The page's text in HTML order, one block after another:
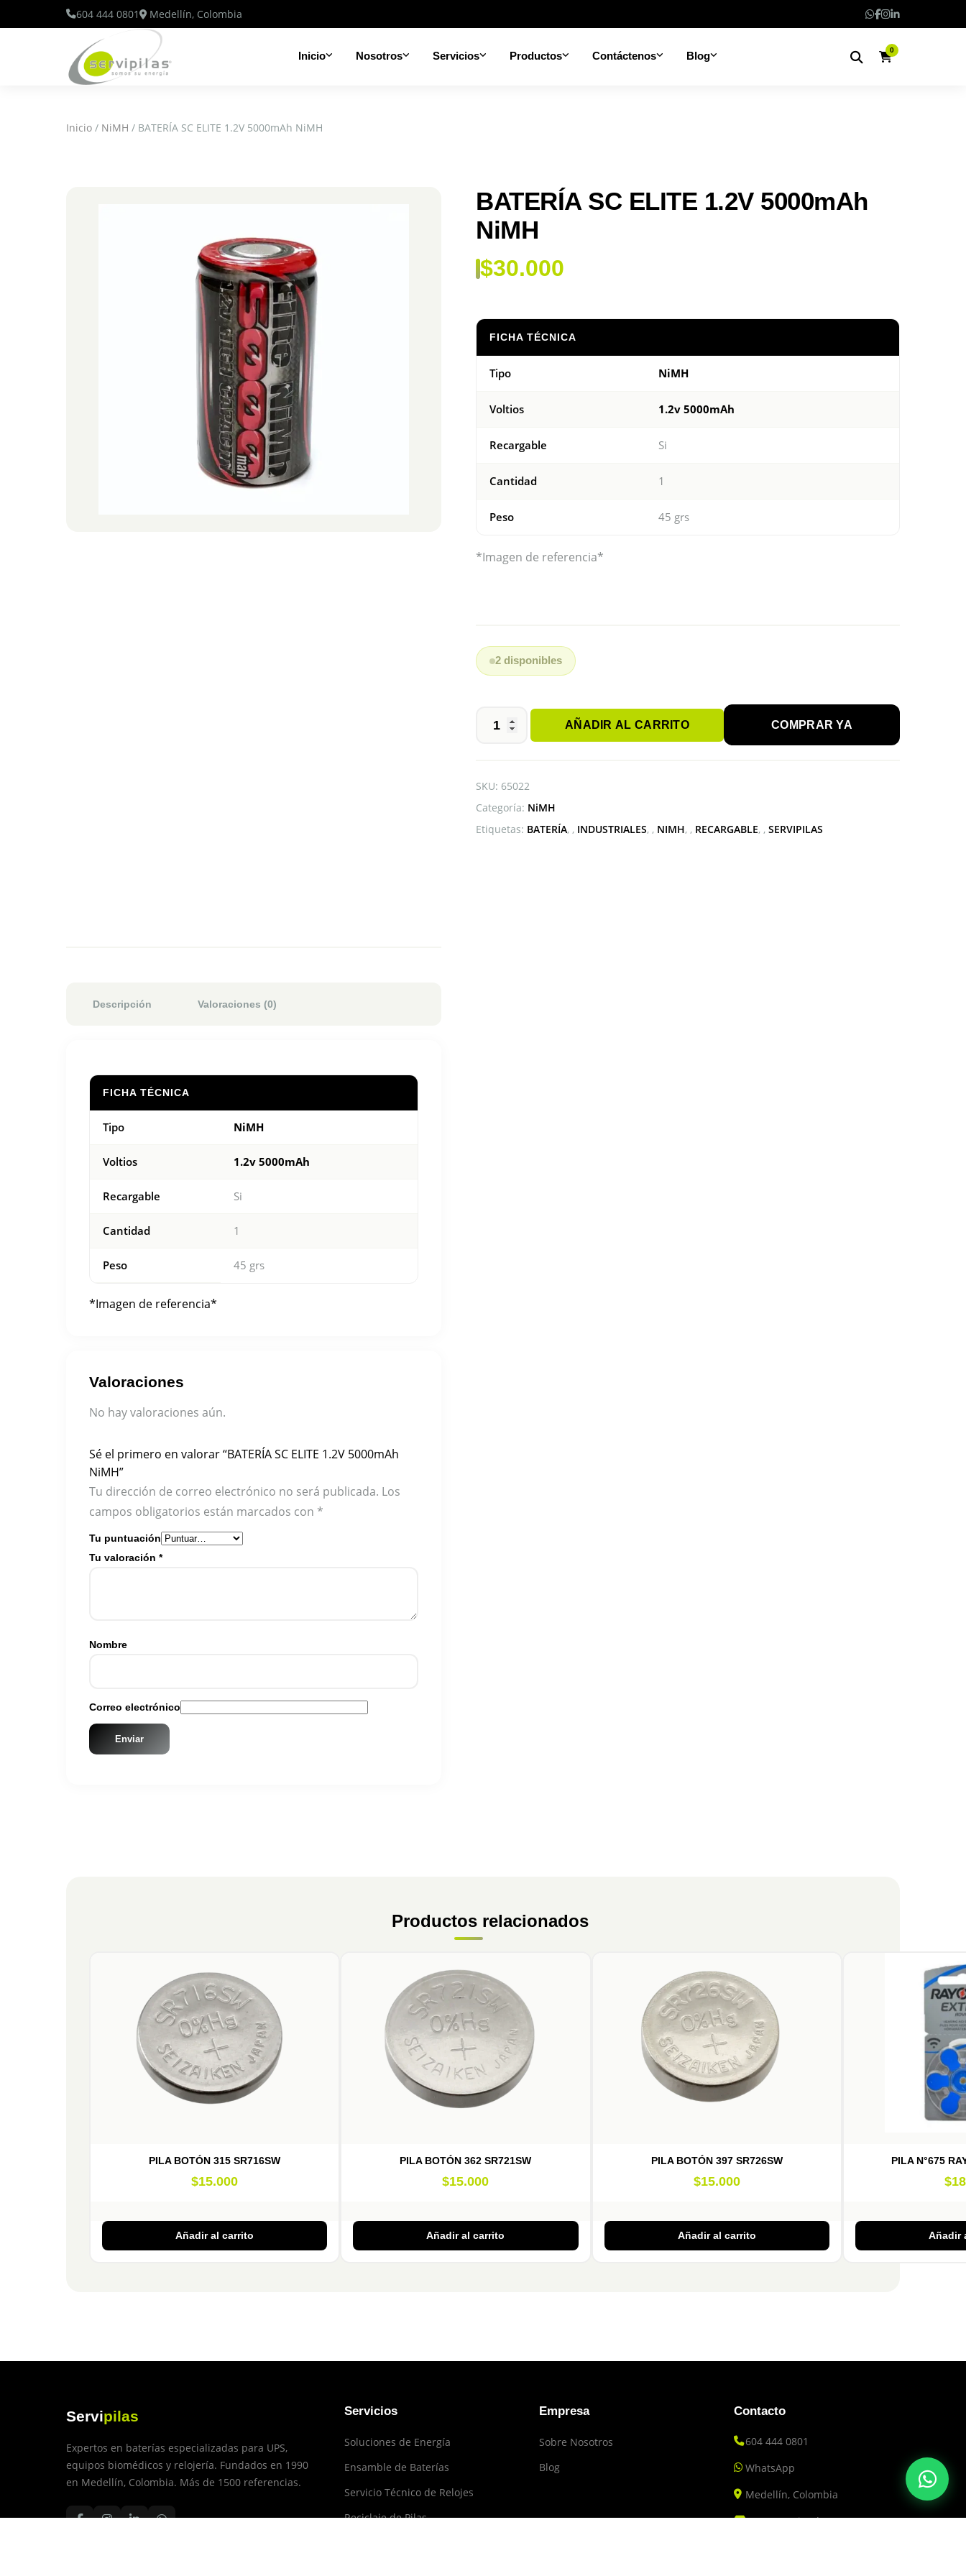
604 444 0801 Medellín, Colombia
Inicio Nosotros Servicios Productos Contáctenos Blog 0
Inicio / NiMH / BATERÍA SC ELITE 1.2V 5000mAh NiMH
BATERÍA SC ELITE 1.2V 5000mAh
NiMH
$30.000
FICHA TÉCNICA
Tipo NiMH
Voltios 1.2v 5000mAh
Recargable Si
Cantidad 1
Peso 45 grs
*Imagen de referencia*
2 disponibles
BATERÍA
5000mAh
NiMH
AÑADIR AL CARRITO COMPRAR YA
SKU: 65022
Categoría: NiMH
Etiquetas: BATERÍA , INDUSTRIALES , NIMH , RECARGABLE , SERVIPILAS
Descripción Valoraciones (0)
FICHA TÉCNICA
Tipo NiMH
Voltios 1.2v 5000mAh
Recargable Si
Cantidad 1
Peso 45 grs
*Imagen de referencia*
Valoraciones
No hay valoraciones aún.
Sé el primero en valorar “BATERÍA SC ELITE 1.2V 5000mAh
NiMH”
Tu dirección de correo electrónico no será publicada. Los
campos obligatorios están marcados con *
Tu puntuación
Tu valoración *
Nombre
Correo electrónico
Productos relacionados
PILA BOTÓN 315 SR716SW
$15.000
Añadir al carrito
PILA BOTÓN 362 SR721SW
$15.000
Añadir al carrito
PILA BOTÓN 397 SR726SW
$15.000
Añadir al carrito
PILA N°675
$
Añadir
Servipilas
Expertos en baterías especializadas para UPS,
equipos biomédicos y relojería. Fundados en 1990
en Medellín, Colombia. Más de 1500 referencias.
Servicios
Soluciones de Energía
Ensamble de Baterías
Servicio Técnico de Relojes
Reciclaje de Pilas
Empresa
Sobre Nosotros
Blog
Contacto
604 444 0801
WhatsApp
Medellín, Colombia
Nuestras Tiendas